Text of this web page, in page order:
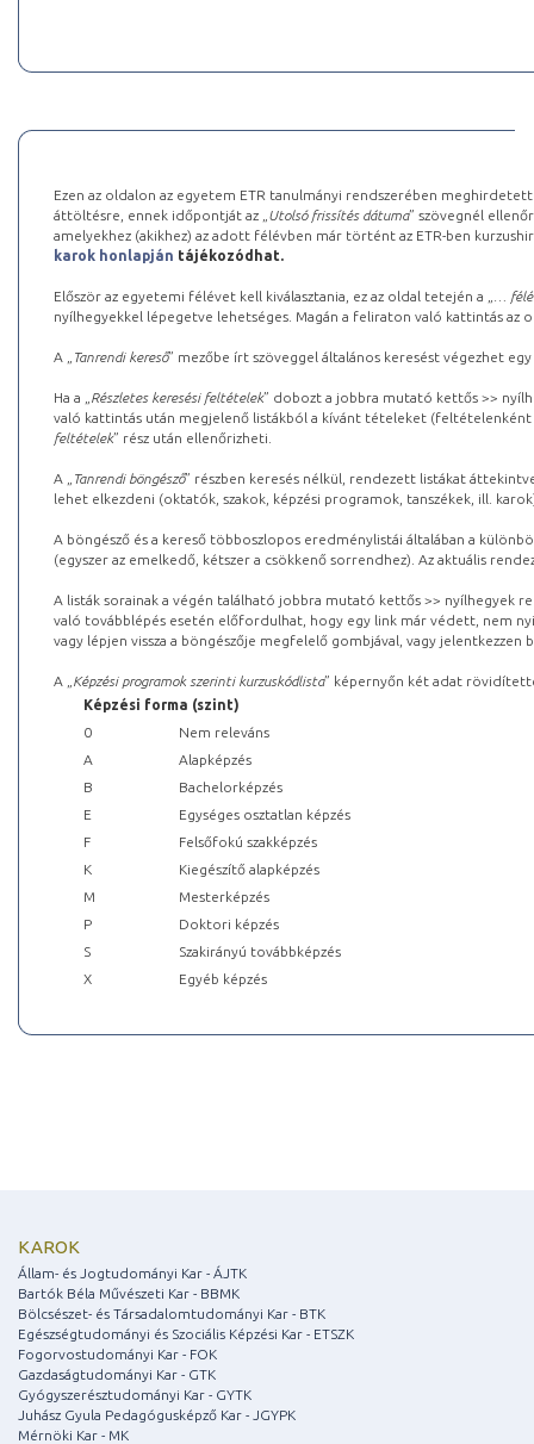
Ezen az oldalon az egyetem ETR tanulmányi rendszerében
áttöltésre, ennek időpontját az „ Utolsó frissítés dátuma” szövegnél
amelyekhez (akikhez) az adott félévben már történt az ETR-ben
karok honlapján tájékozódhat.
Először az egyetemi félévet kell kiválasztania, ez az oldal tetején a „
…
nyílhegyekkel lépegetve lehetséges. Magán a feliraton való kattintás az
A „ Tanrendi kereső” mezőbe írt szöveggel általános keresést végezhet
Ha a „ Részletes keresési feltételek” dobozt a jobbra mutató kettős >>
való kattintás után megjelenő listákból a kívánt tételeket (feltételenként
feltételek” rész után ellenőrizheti.
A „ Tanrendi böngésző” részben keresés nélkül, rendezett listákat
lehet elkezdeni (oktatók, szakok, képzési programok, tanszékek, ill.
A böngésző és a kereső többoszlopos eredménylistái általában a
(egyszer az emelkedő, kétszer a csökkenő sorrendhez). Az aktuális
A listák sorainak a végén található jobbra mutató kettős >> nyílhegyek
való továbblépés esetén előfordulhat, hogy egy link már védett, nem
vagy lépjen vissza a böngészője megfelelő gombjával, vagy
A „ Képzési programok szerinti kurzuskódlista” képernyőn két adat
Képzési forma (szint)
0
Nem releváns
A
Alapképzés
B
Bachelorképzés
E
Egységes osztatlan képzés
F
Felsőfokú szakképzés
K
Kiegészítő alapképzés
M
Mesterképzés
P
Doktori képzés
S
Szakirányú továbbképzés
X
Egyéb képzés
KAROK
Állam- és Jogtudományi Kar - ÁJTK
Bartók Béla Művészeti Kar - BBMK
Bölcsészet- és Társadalomtudományi Kar - BTK
Egészségtudományi és Szociális Képzési Kar - ETSZK
Fogorvostudományi Kar - FOK
Gazdaságtudományi Kar - GTK
Gyógyszerésztudományi Kar - GYTK
Juhász Gyula Pedagógusképző Kar - JGYPK
Mérnöki Kar - MK